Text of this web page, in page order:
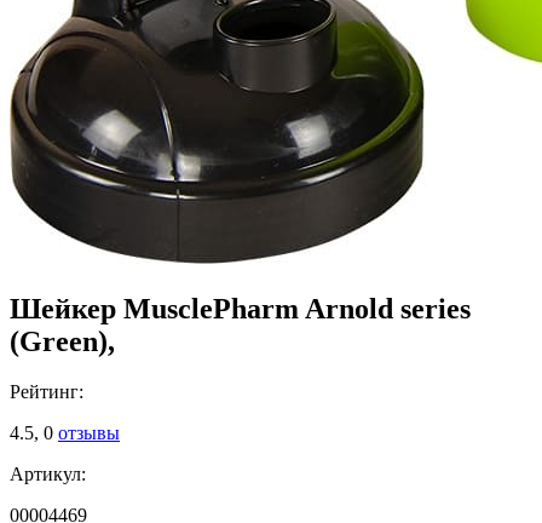
Шейкер MusclePharm Arnold series
(Green),
Рейтинг:
4.5, 0 отзывы
Артикул:
00004469